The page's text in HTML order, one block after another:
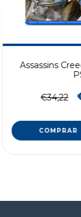
Assassins
€34,22
COMPRAR